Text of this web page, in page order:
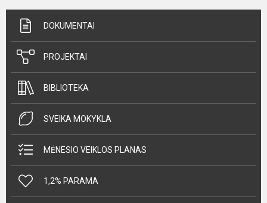
DOKUMENTAI
PROJEKTAI
BIBLIOTEKA
SVEIKA MOKYKLA
MĖNESIO VEIKLOS PLANAS
1,2% PARAMA